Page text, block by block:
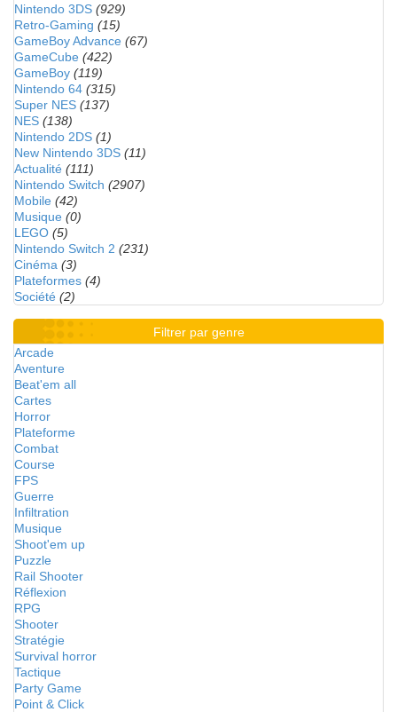
Nintendo 3DS (929)
Retro-Gaming (15)
GameBoy Advance (67)
GameCube (422)
GameBoy (119)
Nintendo 64 (315)
Super NES (137)
NES (138)
Nintendo 2DS (1)
New Nintendo 3DS (11)
Actualité (111)
Nintendo Switch (2907)
Mobile (42)
Musique (0)
LEGO (5)
Nintendo Switch 2 (231)
Cinéma (3)
Plateformes (4)
Société (2)
Filtrer par genre
Arcade
Aventure
Beat'em all
Cartes
Horror
Plateforme
Combat
Course
FPS
Guerre
Infiltration
Musique
Shoot'em up
Puzzle
Rail Shooter
Réflexion
RPG
Shooter
Stratégie
Survival horror
Tactique
Party Game
Point & Click